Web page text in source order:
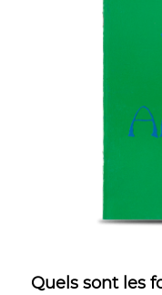
Quels sont les